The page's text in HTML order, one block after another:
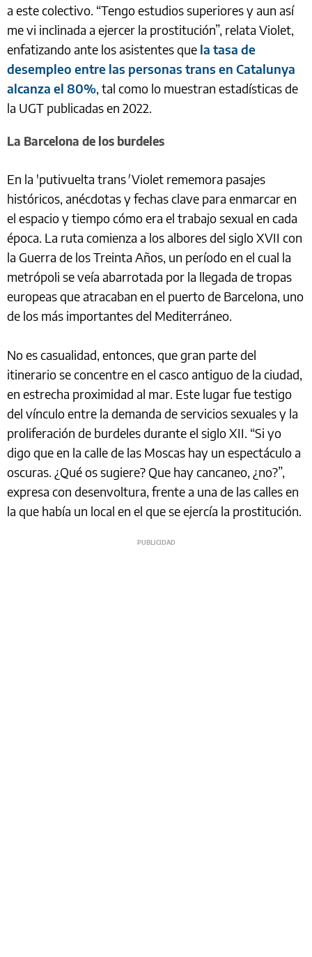
a este colectivo. “Tengo estudios superiores y aun así
me vi inclinada a ejercer la prostitución”, relata Violet,
enfatizando ante los asistentes que la tasa de
desempleo entre las personas trans en Catalunya
alcanza el 80%, tal como lo muestran estadísticas de
la UGT publicadas en 2022.
La Barcelona de los burdeles
En la 'putivuelta trans'Violet rememora pasajes
históricos, anécdotas y fechas clave para enmarcar en
el espacio y tiempo cómo era el trabajo sexual en cada
época. La ruta comienza a los albores del siglo XVII con
la Guerra de los Treinta Años, un período en el cual la
metrópoli se veía abarrotada por la llegada de tropas
europeas que atracaban en el puerto de Barcelona, uno
de los más importantes del Mediterráneo.
No es casualidad, entonces, que gran parte del
itinerario se concentre en el casco antiguo de la ciudad,
en estrecha proximidad al mar. Este lugar fue testigo
del vínculo entre la demanda de servicios sexuales y la
proliferación de burdeles durante el siglo XII. “Si yo
digo que en la calle de las Moscas hay un espectáculo a
oscuras. ¿Qué os sugiere? Que hay cancaneo, ¿no?”,
expresa con desenvoltura, frente a una de las calles en
la que había un local en el que se ejercía la prostitución.